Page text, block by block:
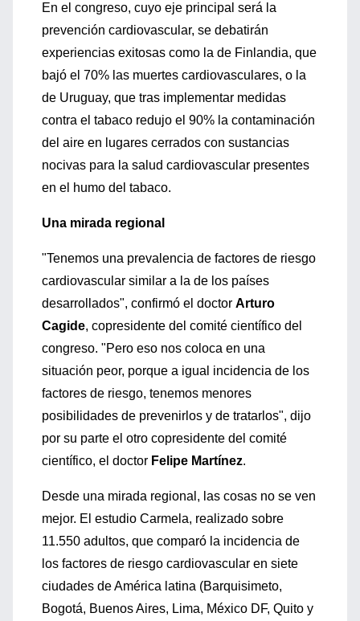
En el congreso, cuyo eje principal será la
prevención cardiovascular, se debatirán
experiencias exitosas como la de Finlandia, que
bajó el 70% las muertes cardiovasculares, o la
de Uruguay, que tras implementar medidas
contra el tabaco redujo el 90% la contaminación
del aire en lugares cerrados con sustancias
nocivas para la salud cardiovascular presentes
en el humo del tabaco.
Una mirada regional
"Tenemos una prevalencia de factores de riesgo
cardiovascular similar a la de los países
desarrollados", confirmó el doctor Arturo
Cagide, copresidente del comité científico del
congreso. "Pero eso nos coloca en una
situación peor, porque a igual incidencia de los
factores de riesgo, tenemos menores
posibilidades de prevenirlos y de tratarlos", dijo
por su parte el otro copresidente del comité
científico, el doctor Felipe Martínez.
Desde una mirada regional, las cosas no se ven
mejor. El estudio Carmela, realizado sobre
11.550 adultos, que comparó la incidencia de
los factores de riesgo cardiovascular en siete
ciudades de América latina (Barquisimeto,
Bogotá, Buenos Aires, Lima, México DF, Quito y